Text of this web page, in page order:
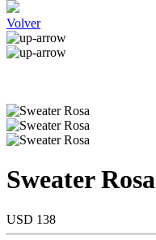
Volver
Sweater Rosa
USD 138